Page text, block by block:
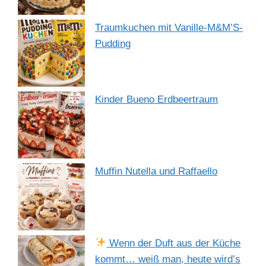
Traumkuchen mit Vanille-M&M’S-
Pudding
Kinder Bueno Erdbeertraum
Muffin Nutella und Raffaello
Wenn der Duft aus der Küche
kommt… weiß man, heute wird’s